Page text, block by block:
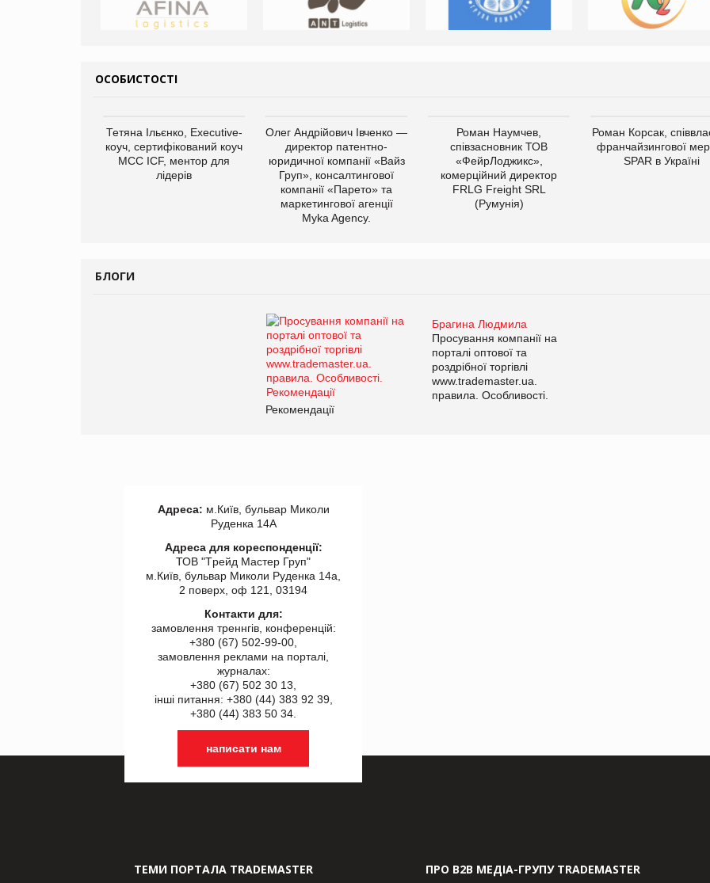
ОСОБИСТОСТІ
Тетяна Ільєнко, Executive-
коуч, сертифікований коуч
МСС ICF, ментор для
лідерів
Олег Андрійович Івченко —
директор патентно-
юридичної компанії «Вайз
Груп», консалтингової
компанії «Парето» та
маркетингової агенції
Myka Agency.
Роман Наумчев,
співзасновник ТОВ
«ФейрЛоджикс»,
комерційний директор
FRLG Freight SRL
(Румунія)
Роман Корсак,
франчайзингової
SPAR в Україні
БЛОГИ
Брагина Людмила
Просування компанії на
порталі оптової та
роздрібної торгівлі
www.trademaster.ua.
правила. Особливості.
Рекомендації
Адреса: м.Київ, бульвар Миколи
Руденка 14А
Адреса для кореспонденції:
ТОВ "Tрейд Мастер Груп"
м.Київ, бульвар Миколи Руденка 14а,
2 поверх, оф 121, 03194
Контакти для:
замовлення треннгів, конференцій:
+380 (67) 502-99-00,
замовлення реклами на порталі,
журналах:
+380 (67) 502 30 13,
інші питання: +380 (44) 383 92 39,
+380 (44) 383 50 34.
написати нам
ТЕМИ ПОРТАЛА TRADEMASTER ПРО В2В МЕДІА-ГРУПУ TRADEMASTER